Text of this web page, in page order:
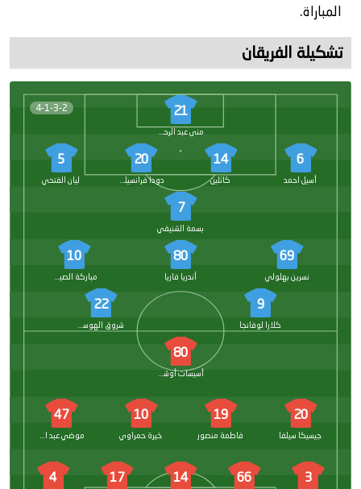
المباراة.
تشكيلة الفريقان
4-1-3-2 21
منى عبد الرحمن
6
أسيل احمد
14
كاثلين
20
دودا فرانسيلينو
5
ليان الفتحي
7
بسمة الشنيفي
69
نسرين بهلولي
80
أندريا فاريا
10
مباركة الصيعري
9
كلارا لوفانجا
22
شروق الهوساوي
80
أسيسات أوشوالا
20
جيسيكا سيلفا
19
فاطمة منصور
10
خيرة حمراوي
47
موضي عبد المحسن
3
66
14
17
4